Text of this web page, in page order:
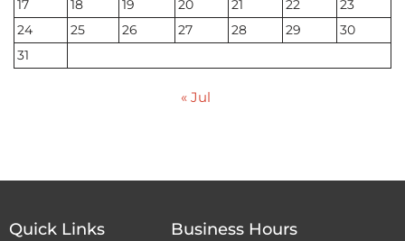
17
18 19 20 21 22
23
24
25 26 27 28 29
30
31
« Jul
Quick Links Business Hours